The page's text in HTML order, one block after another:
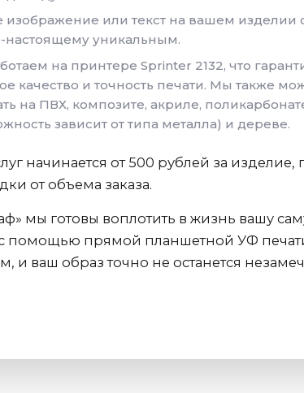
или текст на вашем изделии
настоящему уникальным.
на принтере Sprinter 2132, что
качество и точность печати. Мы также
на ПВХ, композите, акриле,
зависит от типа металла) и дереве.
начинается от 500 рублей за изделие,
от объема заказа.
мы готовы воплотить в жизнь вашу
помощью прямой планшетной УФ
и ваш образ точно не останется